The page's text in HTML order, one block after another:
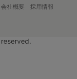
会社概要
採用情報